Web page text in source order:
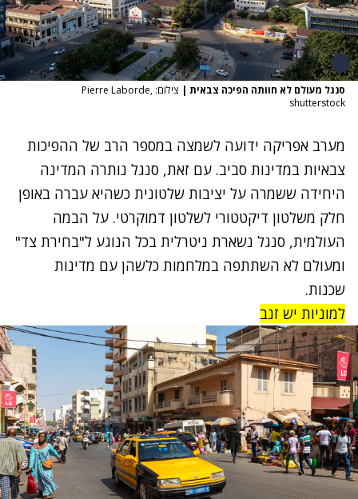
סנגל מעולם לא חוותה הפיכה צבאית |
צילום: Pierre Laborde,
shutterstock
מערב אפריקה ידועה לשמצה במספר הרב של ההפיכות
צבאיות במדינות סביב. עם זאת, סנגל נותרה המדינה
היחידה ששמרה על יציבות שלטונית כשהיא עברה באופן
חלק משלטון דיקטטורי לשלטון דמוקרטי. על הבמה
העולמית, סנגל נשארת ניטרלית בכל הנוגע ל"בחירת צד"
ומעולם לא השתתפה במלחמות כלשהן עם מדינות
שכנות.
למוניות יש זנב